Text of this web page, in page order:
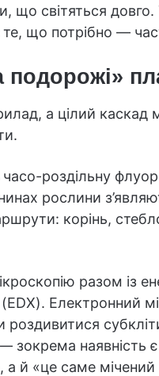
що світяться
те, що потрібно —
подорожі»
а цілий каскад
роздільну
рослини
корінь,
разом із
Електронний
роздивитися
зокрема наявність
й «це саме мічений